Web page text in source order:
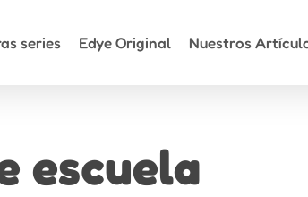
series Edye Original Nuestros
escuela